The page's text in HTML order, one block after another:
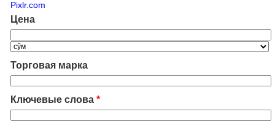
Pixlr.com
Цена
Торговая марка
Ключевые слова *